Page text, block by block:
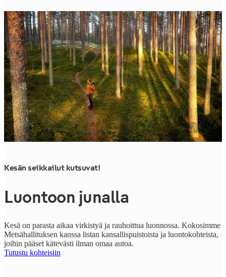
Luontoon junalla
Kesän seikkailut kutsuvat!
Kesä on parasta aikaa virkistyä ja rauhoittua luonnossa. Kokosimme
Metsähallituksen kanssa listan kansallispuistoista ja luontokohteista,
joihin pääset kätevästi ilman omaa autoa.
Tutustu kohteisiin